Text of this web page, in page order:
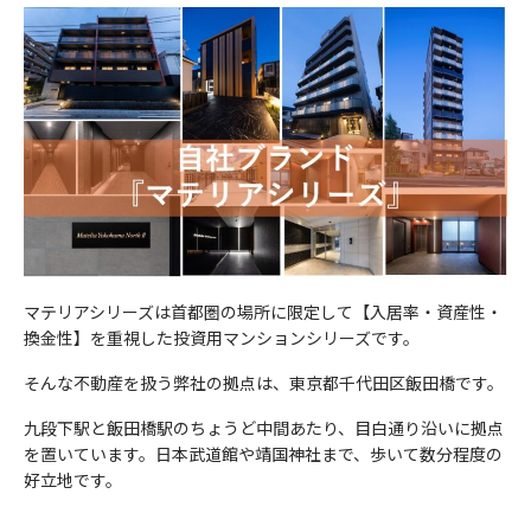
マテリアシリーズは首都圏の場所に限定して【入居率・資産性・
換金性】を重視した投資用マンションシリーズです。
そんな不動産を扱う弊社の拠点は、東京都千代田区飯田橋です。
九段下駅と飯田橋駅のちょうど中間あたり、目白通り沿いに拠点
を置いています。日本武道館や靖国神社まで、歩いて数分程度の
好立地です。
に関する照会については下記お問い合わせ窓口のほか、保険証券
記載の保険会社の事故相談窓口にもお問い合わせいただくことが
できます。
なお、ご照会者がご本人であることをご確認させていただいたう
えで、ご対応させていただきます。
制定日
(所在地) 東京都千代田区飯田橋1-3-7 JC九段下ビル8Ｆ
(電話番号) 03-5357-1971
(受付時間) 10時〜 20時
②人の生命、身体又は財産の保護のために必要がある場合
③公衆衛生の向上又は児童の健全な育成の推進のために特に必要
がある場合
④国の機関若しくは地方公共団体又はその委託を受けた者が法令
の定める事務を遂行することに対して協力する必要がある場合
⑤保険料収納事務等の遂行上必要な場合において、政治。宗教等
の団体若しくは労働組合への所属若しくは加盟に関する従業員等
のセンシティブ情報を取得、利用又は第三者提供する場合。
⑥相続手当を伴う保険金支払事務等の遂行上必要な限りにおい
て、センシティブ情報を取得、利用又は第三者提供する場合。
⑦保険業の適切な業務運営を確保する必要性から、本人の同意に
基づき遂行上必要な範囲でセンシティブ情報を取得、利用又は第
当社の個人情報の取扱いおよび安全管理に係る適切な措置につい
ては、適宜見直し、改善いたします。
除き、ご本人の同意なく第三者に個人データを提供しません。
①法令に基づく場合
②人の生命、身体又は財産の保護のために必要がある場合であっ
て、本人の同意を得ることが困難であるとき。
③公衆衛生の向上又は児童の健全な育成推進のために特に必要が
ある場合であって、本人の同意を得ることが困難であるとき。
④国の機関若しくは地方公共団体又はその委託を受けた者が法令
の定める事務を遂行することに対して協力する必要がある場合で
あって、本人の同意を得ることにより当該事務の遂行に支障を及
ぼすおそれがあるとき。
⑤当社が受託する保険募集業務を遂行するに必要な限度で、当該
当社は、政治的見解、信教(宗教、思想および信条をいいます)、
労働組合への加盟、人種および民族、門地および本籍、保健医療
および性生活ならびに犯罪歴に関する情報(以下「センシティブ
情報」といいます)を掲げる場合を除くほか、取得、利用または
第三者提供を行いません。
①法令等に基づく場合
②人の生命、身体又は財産の保護のために必要がある場合
③公衆衛生の向上又は児童の健全な育成の推進のために特に必要
がある場合
④国の機関若しくは地方公共団体又はその委託を受けた者が法令
の定める事務を遂行することに対して協力する必要がある場合
の団体若しくは労働組合への所属若しくは加盟に関する従業員等
のセンシティブ情報を取得、利用又は第三者提供する場合。
⑥相続手当を伴う保険金支払事務等の遂行上必要な限りにおい
⑦保険業の適切な業務運営を確保する必要性から、本人の同意に
基づき遂行上必要な範囲でセンシティブ情報を取得、利用又は第